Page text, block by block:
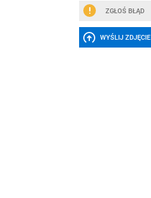
ZGŁOŚ BŁĄD
WYŚLIJ ZDJĘCIE